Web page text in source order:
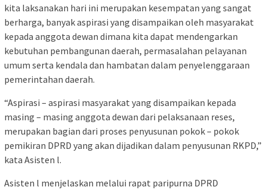
kita laksanakan hari ini merupakan kesempatan yang sangat
berharga, banyak aspirasi yang disampaikan oleh masyarakat
kepada anggota dewan dimana kita dapat mendengarkan
kebutuhan pembangunan daerah, permasalahan pelayanan
umum serta kendala dan hambatan dalam penyelenggaraan
pemerintahan daerah.
“Aspirasi – aspirasi masyarakat yang disampaikan kepada
masing – masing anggota dewan dari pelaksanaan reses,
merupakan bagian dari proses penyusunan pokok – pokok
pemikiran DPRD yang akan dijadikan dalam penyusunan RKPD,”
kata Asisten l.
Asisten l menjelaskan melalui rapat paripurna DPRD